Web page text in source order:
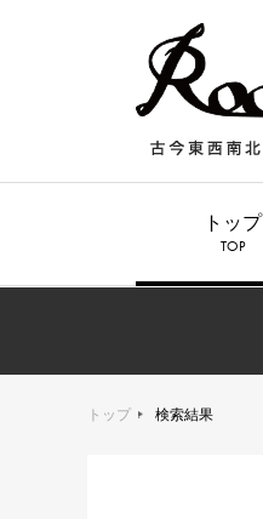
トップ
TOP
トップ 検索結果